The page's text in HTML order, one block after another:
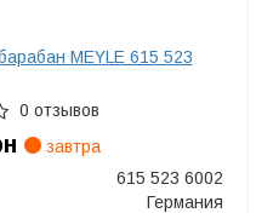
MEYLE 615 523
0 отзывов
завтра
615 523 6002
Германия